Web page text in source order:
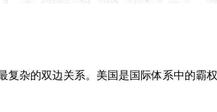
杂的双边关系。美国是国际体系中的霸